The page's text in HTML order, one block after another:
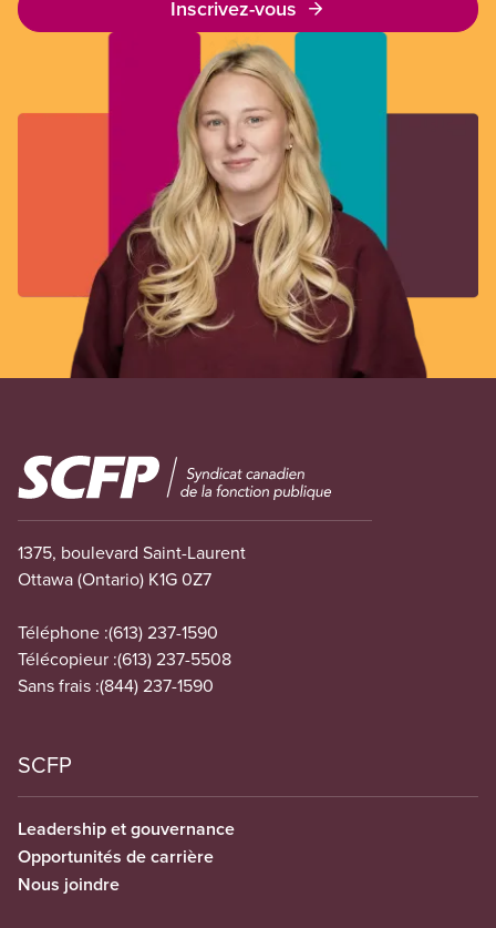
Inscrivez-vous
Image
1375, boulevard Saint-Laurent
Ottawa (Ontario) K1G 0Z7
Téléphone :(613) 237-1590
Télécopieur :(613) 237-5508
Sans frais :(844) 237-1590
SCFP
Leadership et gouvernance
Opportunités de carrière
Nous joindre